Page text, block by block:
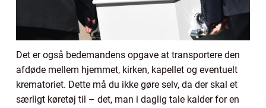
Det er også bedemandens opgave at transportere den
afdøde mellem hjemmet, kirken, kapellet og eventuelt
krematoriet. Dette må du ikke gøre selv, da der skal et
særligt køretøj til – det, man i daglig tale kalder for en